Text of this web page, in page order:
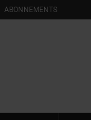
ABONNEMENTS